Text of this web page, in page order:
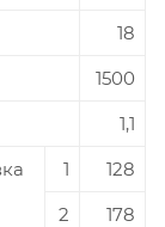
18
1500
1,1
1
128
2
178